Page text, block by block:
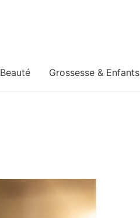
Beauté Grossesse & Enfants